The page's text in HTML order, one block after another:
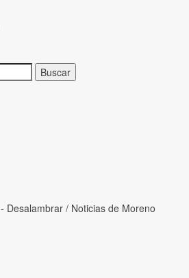
- Desalambrar / Noticias de Moreno